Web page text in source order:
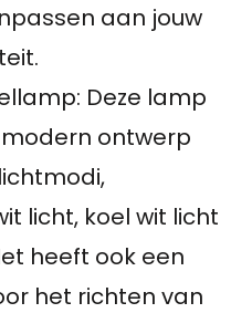
aan jouw
Deze lamp
ontwerp
licht, koel wit licht
heeft ook een
het richten van